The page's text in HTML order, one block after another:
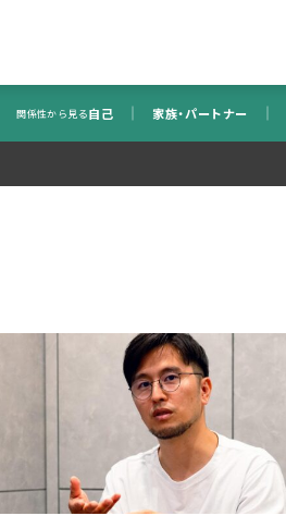
関係性から見る自己 家族・パートナー